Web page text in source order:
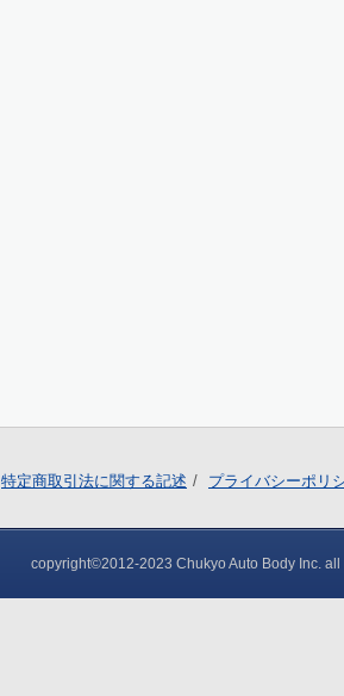
特定商取引法に関する記述 プライバシーポリ
copyright©2012-2023 Chukyo Auto Body Inc.